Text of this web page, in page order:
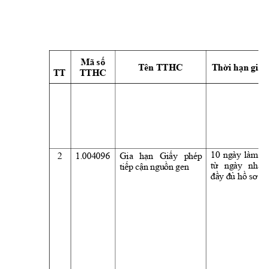
TT
Mã số
TTHC
Tên TTHC Thời hạn giải
2 1.004096 Gia hạn Giấy
phép
tiếp cận nguồn gen
10 ngày làm
từ ngày nhậ
đầy đủ hồ sơ h